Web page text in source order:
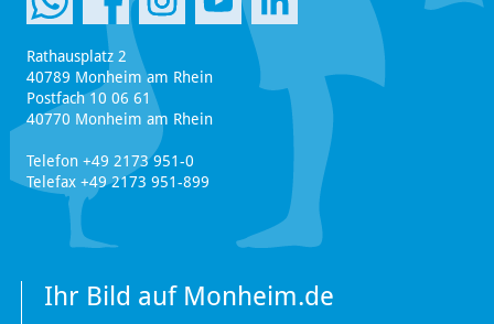
Rathausplatz 2
40789 Monheim am Rhein
Postfach 10 06 61
40770 Monheim am Rhein
Telefon +49 2173 951-0
Telefax +49 2173 951-899
Ihr Bild auf Monheim.de